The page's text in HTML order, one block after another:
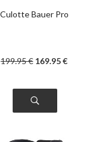
Culotte Bauer Pro
199.95€ 169.95€